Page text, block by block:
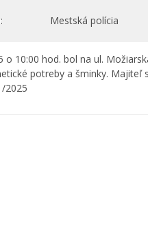
Mestská polícia
o 10:00 hod. bol na ul.
potreby a šminky. Majiteľ
2025